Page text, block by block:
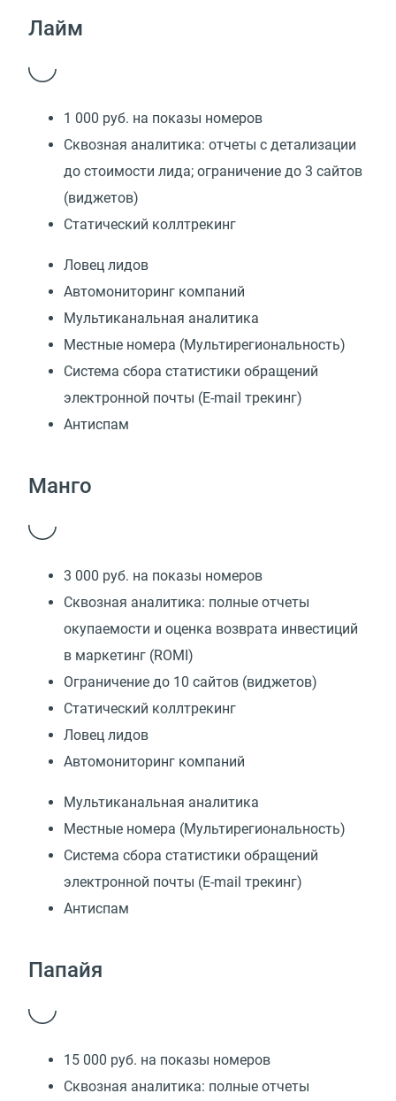
Лайм
1 000 руб. на показы номеров
Сквозная аналитика: отчеты с детализации
до стоимости лида; ограничение до 3 сайтов
(виджетов)
Статический коллтрекинг
Ловец лидов
Автомониторинг компаний
Мультиканальная аналитика
Местные номера (Мультирегиональность)
Cистема сбора статистики обращений
электронной почты (E-mail трекинг)
Антиспам
Манго
3 000 руб. на показы номеров
Сквозная аналитика: полные отчеты
окупаемости и оценка возврата инвестиций
в маркетинг (ROMI)
Ограничение до 10 сайтов (виджетов)
Статический коллтрекинг
Ловец лидов
Автомониторинг компаний
Мультиканальная аналитика
Местные номера (Мультирегиональность)
Cистема сбора статистики обращений
электронной почты (E-mail трекинг)
Антиспам
Папайя
15 000 руб. на показы номеров
Сквозная аналитика: полные отчеты